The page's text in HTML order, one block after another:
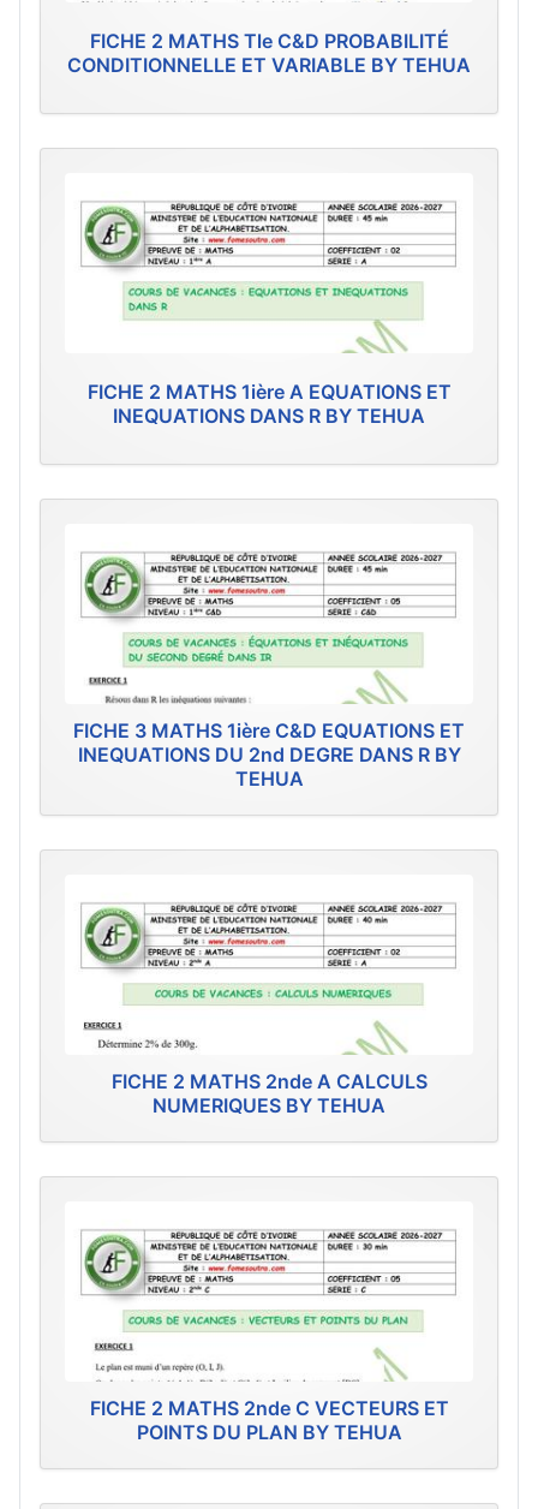
FICHE 2 MATHS Tle C&D PROBABILITÉ
CONDITIONNELLE ET VARIABLE BY TEHUA
FICHE 2 MATHS 1ière A EQUATIONS ET
INEQUATIONS DANS R BY TEHUA
FICHE 3 MATHS 1ière C&D EQUATIONS ET
INEQUATIONS DU 2nd DEGRE DANS R BY
TEHUA
FICHE 2 MATHS 2nde A CALCULS
NUMERIQUES BY TEHUA
FICHE 2 MATHS 2nde C VECTEURS ET
POINTS DU PLAN BY TEHUA